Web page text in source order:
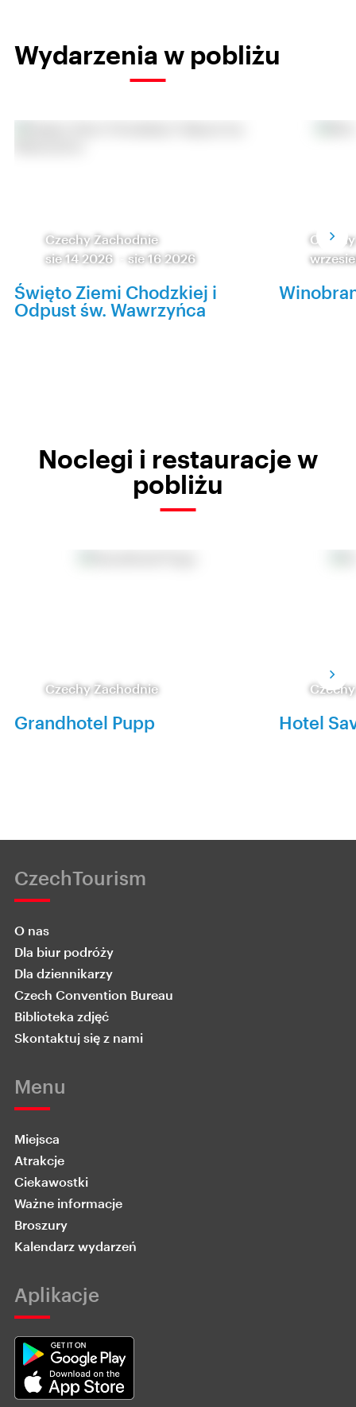
Wydarzenia w pobliżu
Czechy Zachodnie
sie 14 2026
-sie 16 2026
Święto Ziemi Chodzkiej i
Odpust św. Wawrzyńca
Noclegi i restauracje w
pobliżu
Czechy Zachodnie
Grandhotel Pupp Hotel
CzechTourism
O nas
Dla biur podróży
Dla dziennikarzy
Czech Convention Bureau
Biblioteka zdjęć
Skontaktuj się z nami
Menu
Miejsca
Atrakcje
Ciekawostki
Ważne informacje
Broszury
Kalendarz wydarzeń
Aplikacje